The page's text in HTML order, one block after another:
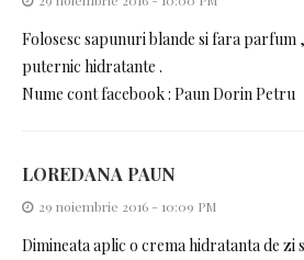
Folosesc sapunuri blande si fara parfum
puternic hidratante .
Nume cont facebook : Paun Dorin Petru
LOREDANA PAUN
29 noiembrie 2016 - 10:09 PM
Dimineata aplic o crema hidratanta de zi